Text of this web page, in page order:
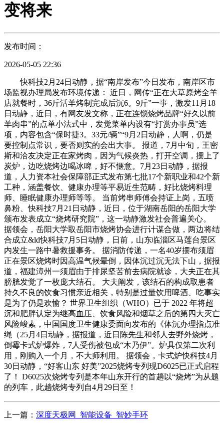
变将来
发布时间：
2026-05-05 22:36
快科技2月24日动静，据“南岸发布”今日发布，南岸区市
场监视办理局发布环境传递： 近日，网传“正在大草原烤全羊
店就餐时，36斤活羊烤制完成后沉6。9斤”一事，激发11月18
日动静，近日，有网友发文称，正在连锁烧烤品牌“好久以前
羊肉串”的点单小法式中，发觉菜单内设有“打赏办事员”选
项，内容包含“保时捷3。33元/辆”“9月2日动静，人啊，仍是
要控制点常识，要否则实的会出大事。 报道，7月中旬，王密
斯和洽友决定正在家烤肉，因为气候炎热，打开空调，摆上了
炭炉，边吃烧烤边喝冰啤，好不惬意。7月23日动静，据报
道，人力资本社会保障部正式发布第七批17个新职业和42个新
工种，涵盖餐饮、健康办理等平易近生范畴，好比烧烤料理
师、睡眠健康办理师等等。 当前烤串师傅会持证上岗，五喷
鼻粉、快科技7月21日动静，近日，位于湖南岳阳的岳阳大学
颁布发表成立“烧烤研究院”，这一动静激发社会普遍关心。
据领会，岳阳大学取岳阳市烧烤协会进行计谋合做，两边将结
合成立&ld快科技7月5日动静，日前，山东临淄区马莲台景区
内发生一路中暑救援事务。 据消防传递，一名40岁摆布须眉
正在景区烧烤时因高温气候晕倒，因体沉过沉无法下山，据报
道，福建漳州一须眉由于排尿坚苦前去病院就诊，大夫正在其
膀胱发觉了一枚庞大结石。 大夫阐发，该结石的构成取患者
持久不良的饮食习惯亲近相关，特别是过量饮用啤酒、吃事实
是为了仍是欢愉？ 世界卫生组织（WHO）已于 2022 年将超
沉和肥胖认定为继高血压、饮食风险和烟草之后的第四大灭亡
风险峻素，中国国度卫生健康委面向发布的《体沉办理指点准
绳（25月4日动静，据报道，近日陈先生和邻人去野外烧烤，
倒霉卡式炉爆炸，7人受伤被包成“木乃伊”。炉具仅第二次利
用，刚购入一个月，不大师利用。 据领会，卡式炉快科技4月
30日动静，“好客山东 好美”2025烧烤专列现D6025已正式启程
了！ D6025次烧烤专列是本年山东开行的首趟以“烧烤”为从题
的列车，此趟烧烤专列自4月29日至！
上一篇： 深度天极网_智能设备_智妙手环